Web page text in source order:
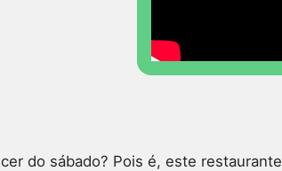
do sábado? Pois é, este restaurante